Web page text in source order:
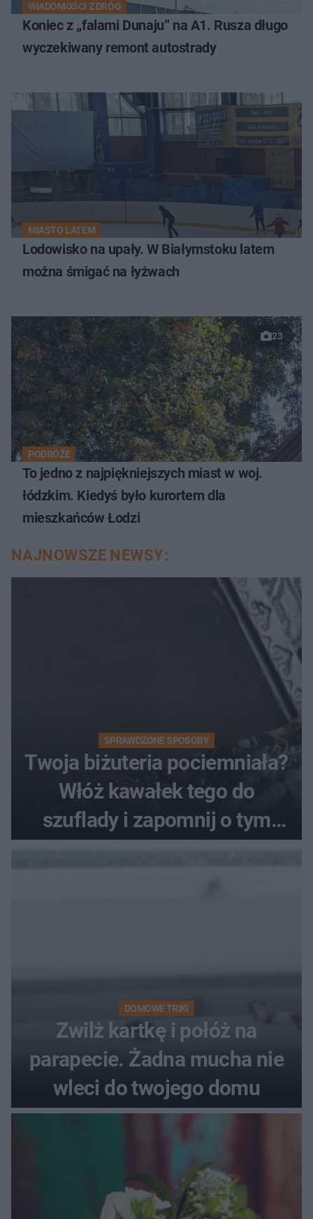
WIADOMOŚCI Z DRÓG
Koniec z „falami Dunaju” na A1. Rusza długo
wyczekiwany remont autostrady
MIASTO LATEM
Lodowisko na upały. W Białymstoku latem
można śmigać na łyżwach
23
PODRÓŻE
To jedno z najpiękniejszych miast w woj.
łódzkim. Kiedyś było kurortem dla
mieszkańców Łodzi
NAJNOWSZE NEWSY:
SPRAWDZONE SPOSOBY
Twoja biżuteria pociemniała?
Włóż kawałek tego do
szuflady i zapomnij o tym
problemie. Sposób na
DOMOWE TRIKI
Zwilż kartkę i połóż na
parapecie. Żadna mucha nie
wleci do twojego domu